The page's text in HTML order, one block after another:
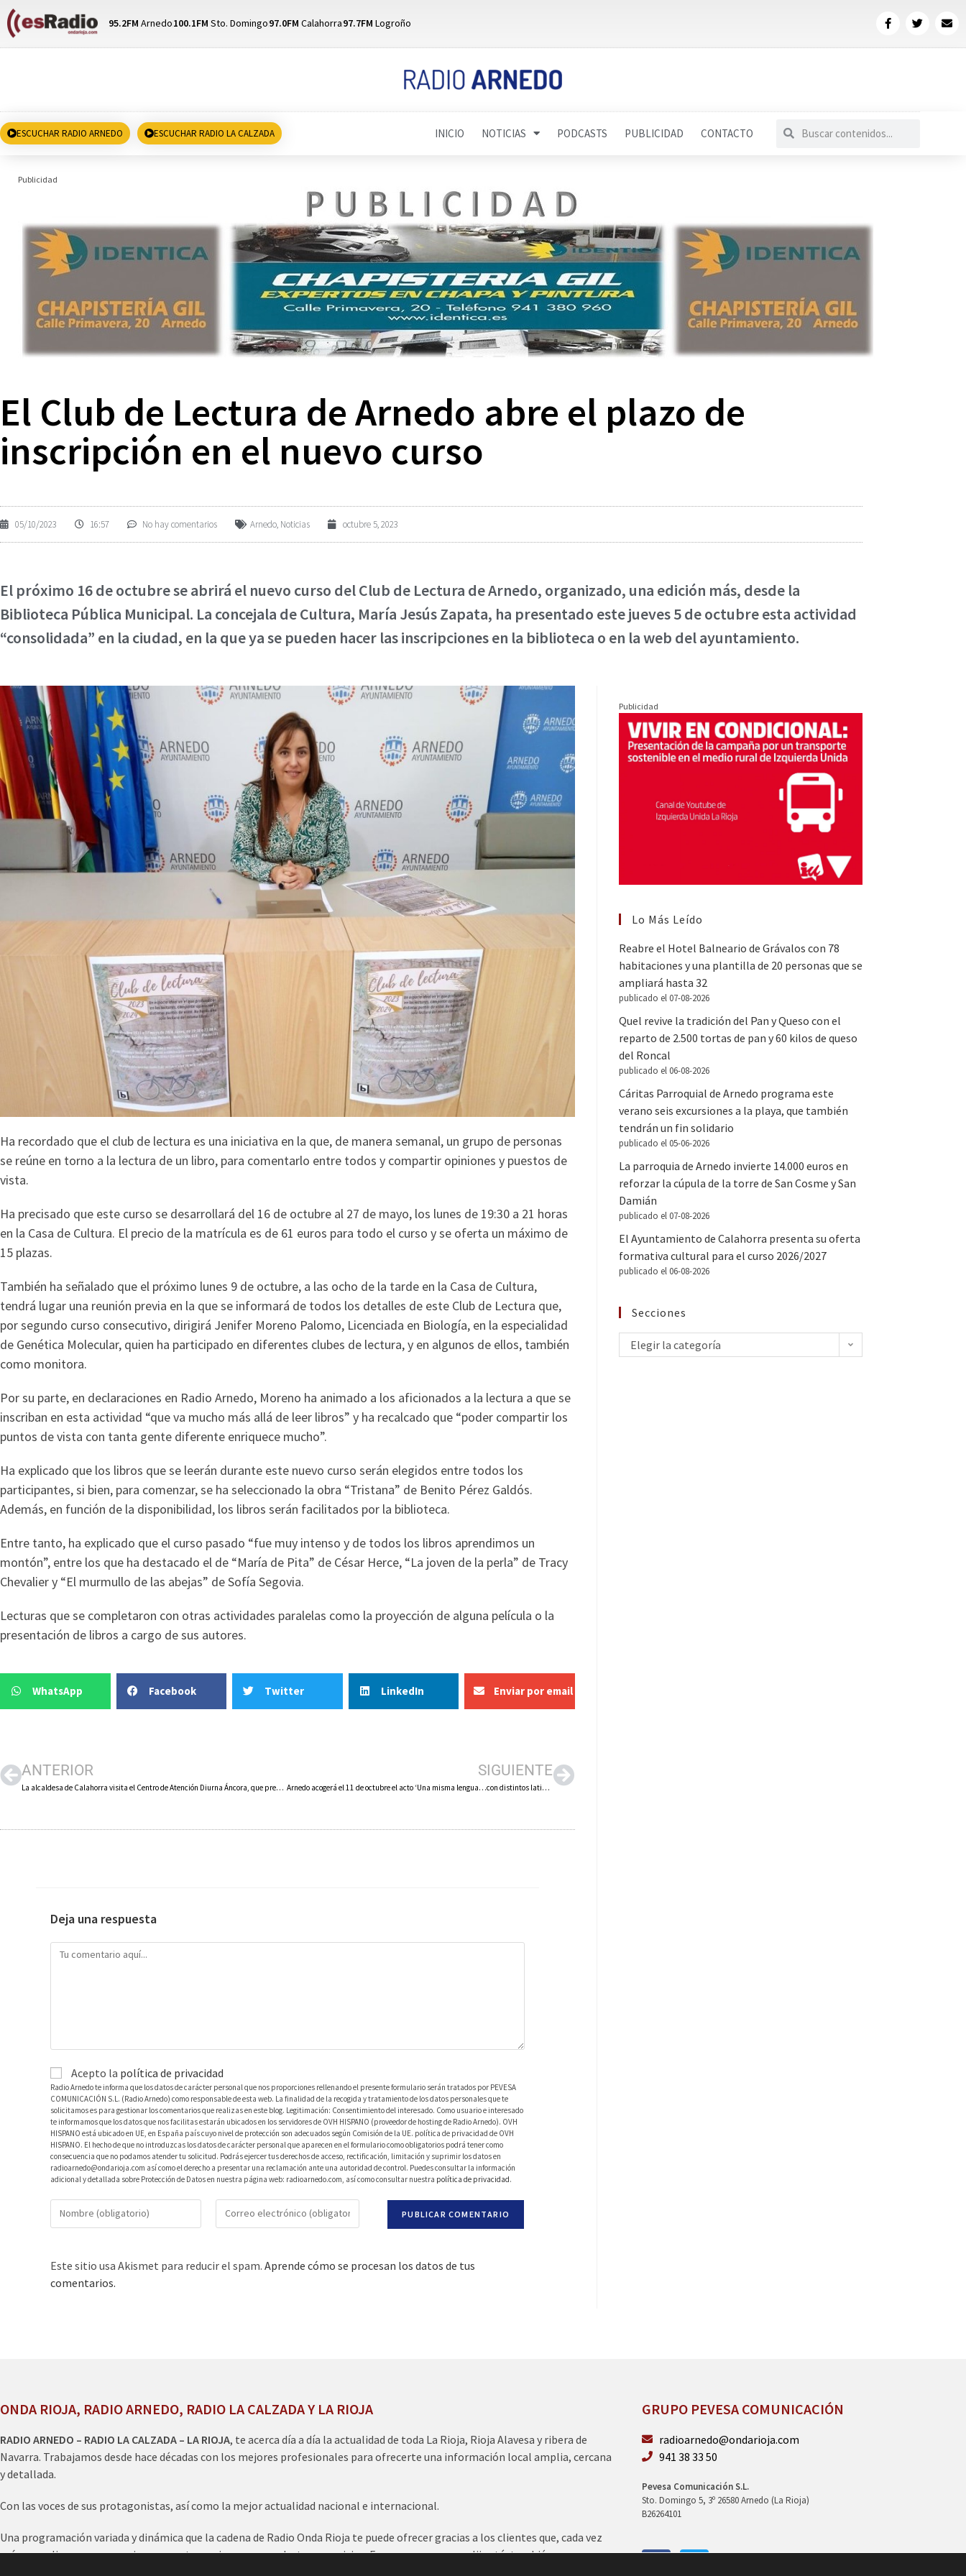
95.2FM Arnedo100.1FM Sto. Domingo97.0FM Calahorra97.7FM Logroño
ESCUCHAR RADIO ARNEDO ESCUCHAR RADIO LA CALZADA INICIO NOTICIAS PODCASTS PUBLICIDAD CONTACTO
Publicidad
El Club de Lectura de Arnedo abre el plazo de
inscripción en el nuevo curso
05/10/2023 16:57 No hay comentarios Arnedo, Noticias octubre 5, 2023
El próximo 16 de octubre se abrirá el nuevo curso del Club de Lectura de Arnedo, organizado, una edición más, desde la
Biblioteca Pública Municipal. La concejala de Cultura, María Jesús Zapata, ha presentado este jueves 5 de octubre esta actividad
“consolidada” en la ciudad, en la que ya se pueden hacer las inscripciones en la biblioteca o en la web del ayuntamiento.
Ha recordado que el club de lectura es una iniciativa en la que, de manera semanal, un grupo de personas
se reúne en torno a la lectura de un libro, para comentarlo entre todos y compartir opiniones y puestos de
vista.
Ha precisado que este curso se desarrollará del 16 de octubre al 27 de mayo, los lunes de 19:30 a 21 horas
en la Casa de Cultura. El precio de la matrícula es de 61 euros para todo el curso y se oferta un máximo de
15 plazas.
También ha señalado que el próximo lunes 9 de octubre, a las ocho de la tarde en la Casa de Cultura,
tendrá lugar una reunión previa en la que se informará de todos los detalles de este Club de Lectura que,
por segundo curso consecutivo, dirigirá Jenifer Moreno Palomo, Licenciada en Biología, en la especialidad
de Genética Molecular, quien ha participado en diferentes clubes de lectura, y en algunos de ellos, también
como monitora.
Por su parte, en declaraciones en Radio Arnedo, Moreno ha animado a los aficionados a la lectura a que se
inscriban en esta actividad “que va mucho más allá de leer libros” y ha recalcado que “poder compartir los
puntos de vista con tanta gente diferente enriquece mucho”.
Ha explicado que los libros que se leerán durante este nuevo curso serán elegidos entre todos los
participantes, si bien, para comenzar, se ha seleccionado la obra “Tristana” de Benito Pérez Galdós.
Además, en función de la disponibilidad, los libros serán facilitados por la biblioteca.
Entre tanto, ha explicado que el curso pasado “fue muy intenso y de todos los libros aprendimos un
montón”, entre los que ha destacado el de “María de Pita” de César Herce, “La joven de la perla” de Tracy
Chevalier y “El murmullo de las abejas” de Sofía Segovia.
Lecturas que se completaron con otras actividades paralelas como la proyección de alguna película o la
presentación de libros a cargo de sus autores.
WhatsApp Facebook Twitter LinkedIn Enviar por email
ANTERIOR
La alcaldesa de Calahorra visita el Centro de Atención Diurna Áncora, que presta apoyo a 93 personas con discapacidad intelectual
SIGUIENTE
Arnedo acogerá el 11 de octubre el acto ‘Una misma lengua…con distintos latidos»
Deja una respuesta
Acepto la política de privacidad
Radio Arnedo te informa que los datos de carácter personal que nos proporciones rellenando el presente formulario serán tratados por PEVESA
COMUNICACIÓN S.L. (Radio Arnedo) como responsable de esta web. La finalidad de la recogida y tratamiento de los datos personales que te
solicitamos es para gestionar los comentarios que realizas en este blog. Legitimación: Consentimiento del interesado. Como usuario e interesado
te informamos que los datos que nos facilitas estarán ubicados en los servidores de OVH HISPANO (proveedor de hosting de Radio Arnedo). OVH
HISPANO está ubicado en UE, en España país cuyo nivel de protección son adecuados según Comisión de la UE. política de privacidad de OVH
HISPANO. El hecho de que no introduzcas los datos de carácter personal que aparecen en el formulario como obligatorios podrá tener como
consecuencia que no podamos atender tu solicitud. Podrás ejercer tus derechos de acceso, rectificación, limitación y suprimir los datos en
radioarnedo@ondarioja.com así como el derecho a presentar una reclamación ante una autoridad de control. Puedes consultar la información
adicional y detallada sobre Protección de Datos en nuestra página web: radioarnedo.com, así como consultar nuestra política de privacidad.
Este sitio usa Akismet para reducir el spam. Aprende cómo se procesan los datos de tus
comentarios.
Publicidad
Lo Más Leído
Reabre el Hotel Balneario de Grávalos con 78
habitaciones y una plantilla de 20 personas que se
ampliará hasta 32
publicado el 07-08-2026
Quel revive la tradición del Pan y Queso con el
reparto de 2.500 tortas de pan y 60 kilos de queso
del Roncal
publicado el 06-08-2026
Cáritas Parroquial de Arnedo programa este
verano seis excursiones a la playa, que también
tendrán un fin solidario
publicado el 05-06-2026
La parroquia de Arnedo invierte 14.000 euros en
reforzar la cúpula de la torre de San Cosme y San
Damián
publicado el 07-08-2026
El Ayuntamiento de Calahorra presenta su oferta
formativa cultural para el curso 2026/2027
publicado el 06-08-2026
Secciones
Elegir la categoría
ONDA RIOJA, RADIO ARNEDO, RADIO LA CALZADA Y LA RIOJA
RADIO ARNEDO – RADIO LA CALZADA – LA RIOJA, te acerca día a día la actualidad de toda La Rioja, Rioja Alavesa y ribera de
Navarra. Trabajamos desde hace décadas con los mejores profesionales para ofrecerte una información local amplia, cercana
y detallada.
Con las voces de sus protagonistas, así como la mejor actualidad nacional e internacional.
Una programación variada y dinámica que la cadena de Radio Onda Rioja te puede ofrecer gracias a los clientes que, cada vez
más, nos eligen para anunciar en nuestra emisora sus productos y servicios. Esperamos que nos elijas tú, también para
GRUPO PEVESA COMUNICACIÓN
radioarnedo@ondarioja.com
941 38 33 50
Pevesa Comunicación S.L.
Sto. Domingo 5, 3º 26580 Arnedo (La Rioja)
B26264101